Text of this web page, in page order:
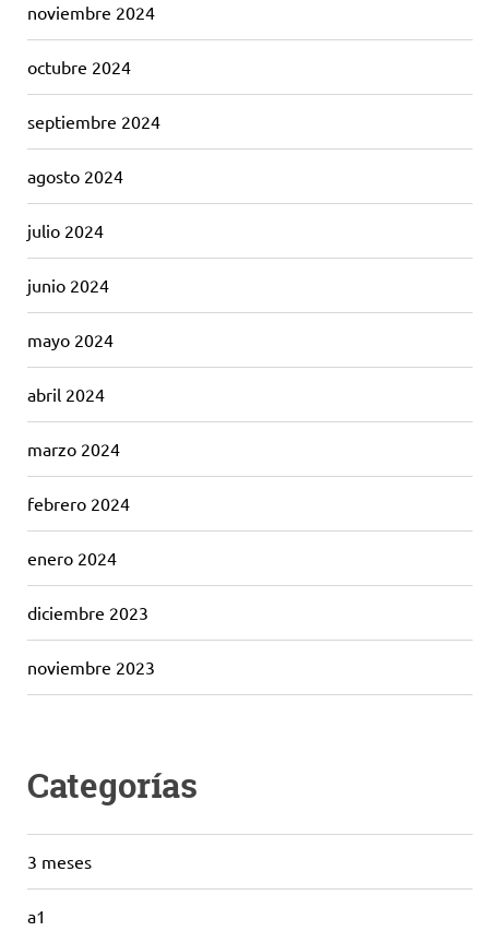
noviembre 2024
octubre 2024
septiembre 2024
agosto 2024
julio 2024
junio 2024
mayo 2024
abril 2024
marzo 2024
febrero 2024
enero 2024
diciembre 2023
noviembre 2023
Categorías
3 meses
a1